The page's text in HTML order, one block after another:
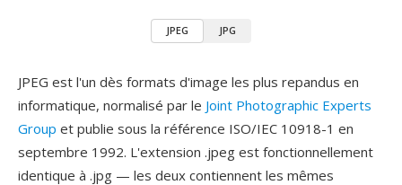
JPEG JPG
JPEG est l'un dès formats d'image les plus repandus en
informatique, normalisé par le Joint Photographic Experts
Group et publie sous la référence ISO/IEC 10918-1 en
septembre 1992. L'extension .jpeg est fonctionnellement
identique à .jpg — les deux contiennent les mêmes